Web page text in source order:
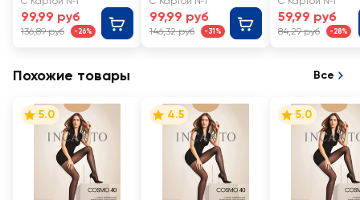
99,99 руб
136,89 руб -26%
бежевые, Арт.
KP006
99,99 руб
146,32 руб -31%
59,99 руб
84,29 руб -28%
Похожие товары Все
5.0 4.5 5.0